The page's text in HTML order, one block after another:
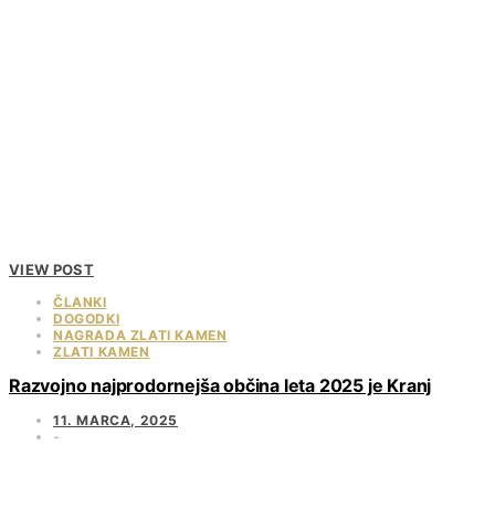
VIEW POST
ČLANKI
DOGODKI
NAGRADA ZLATI KAMEN
ZLATI KAMEN
Razvojno najprodornejša občina leta 2025 je Kranj
11. MARCA, 2025